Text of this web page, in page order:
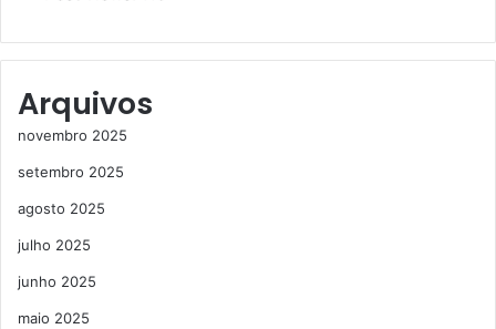
Arquivos
novembro 2025
setembro 2025
agosto 2025
julho 2025
junho 2025
maio 2025